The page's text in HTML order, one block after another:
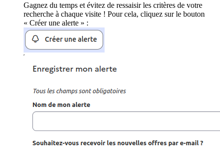
Gagnez du temps et évitez de ressaisir les critères de votre
recherche à chaque visite ! Pour cela, cliquez sur le bouton
« Créer une alerte » :